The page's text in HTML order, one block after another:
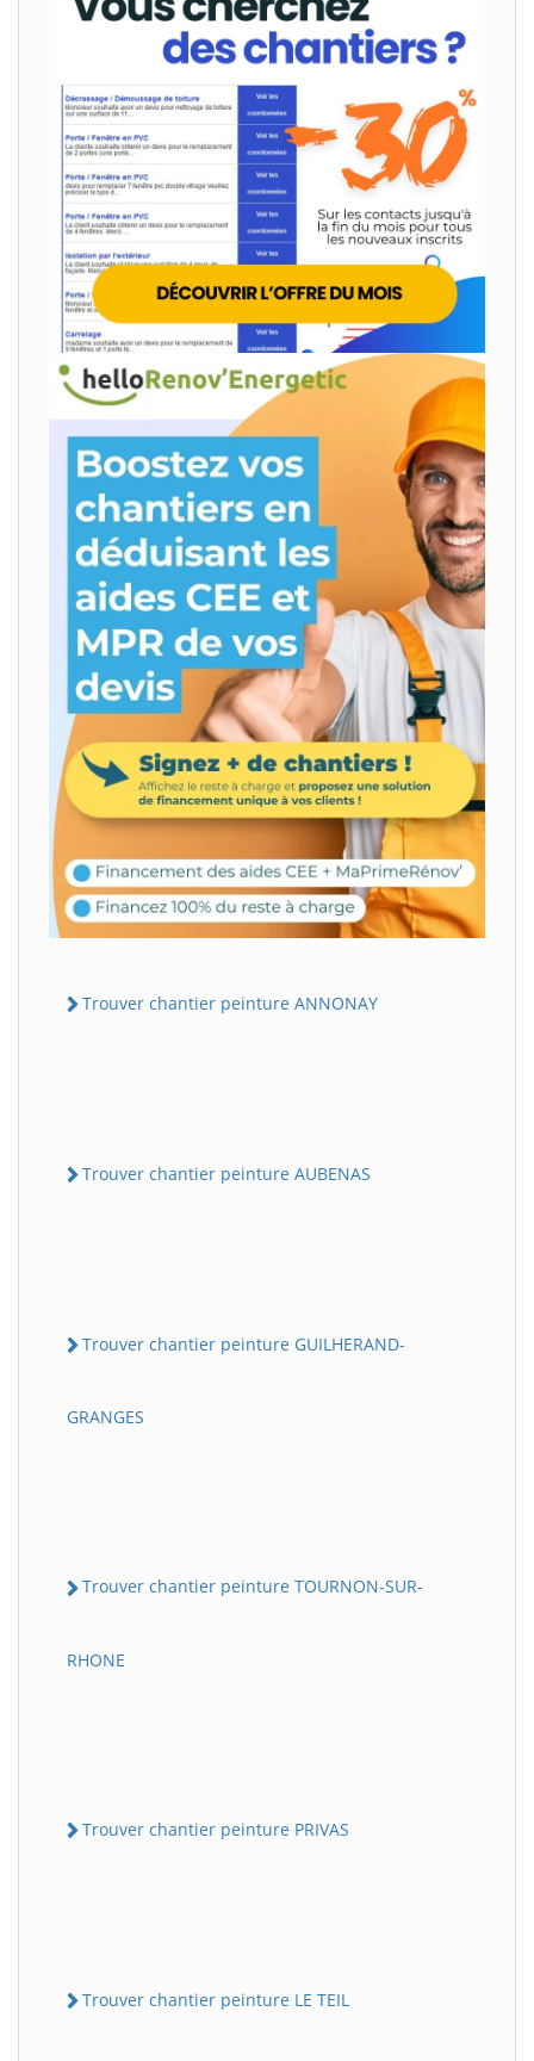
Trouver chantier peinture ANNONAY
Trouver chantier peinture AUBENAS
Trouver chantier peinture GUILHERAND-
GRANGES
Trouver chantier peinture TOURNON-SUR-
RHONE
Trouver chantier peinture PRIVAS
Trouver chantier peinture LE TEIL